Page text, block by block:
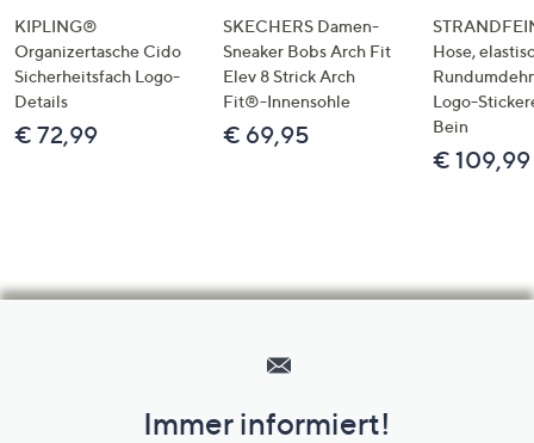
KIPLING®
Organizertasche Cido
Sicherheitsfach Logo-
Details
€ 72,99
SKECHERS Damen-
Sneaker Bobs Arch Fit
Elev 8 Strick Arch
Fit®-Innensohle
€ 69,95
Hose,
Logo-
Bein
€ 109,99
Unternehmensinformationen
Immer informiert!